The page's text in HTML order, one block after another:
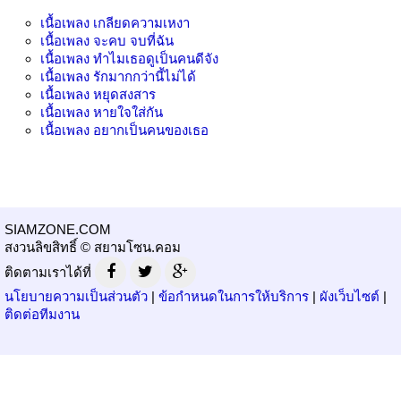
เนื้อเพลง เกลียดความเหงา
เนื้อเพลง จะคบ จบที่ฉัน
เนื้อเพลง ทำไมเธอดูเป็นคนดีจัง
เนื้อเพลง รักมากกว่านี้ไม่ได้
เนื้อเพลง หยุดสงสาร
เนื้อเพลง หายใจใส่กัน
เนื้อเพลง อยากเป็นคนของเธอ
SIAMZONE.COM
สงวนลิขสิทธิ์ © สยามโซน.คอม
ติดตามเราได้ที่
นโยบายความเป็นส่วนตัว | ข้อกำหนดในการให้บริการ | ผังเว็บไซต์ |
ติดต่อทีมงาน